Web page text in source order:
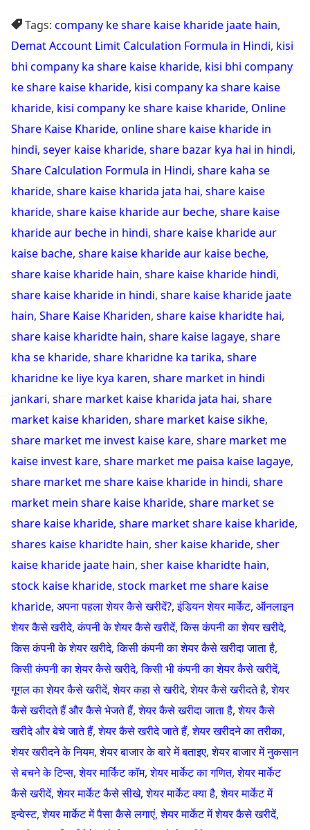
Tags: company ke share kaise kharide jaate hain,
Demat Account Limit Calculation Formula in Hindi, kisi
bhi company ka share kaise kharide, kisi bhi company
ke share kaise kharide, kisi company ka share kaise
kharide, kisi company ke share kaise kharide, Online
Share Kaise Kharide, online share kaise kharide in
hindi, seyer kaise kharide, share bazar kya hai in hindi,
Share Calculation Formula in Hindi, share kaha se
kharide, share kaise kharida jata hai, share kaise
kharide, share kaise kharide aur beche, share kaise
kharide aur beche in hindi, share kaise kharide aur
kaise bache, share kaise kharide aur kaise beche,
share kaise kharide hain, share kaise kharide hindi,
share kaise kharide in hindi, share kaise kharide jaate
hain, Share Kaise Khariden, share kaise kharidte hai,
share kaise kharidte hain, share kaise lagaye, share
kha se kharide, share kharidne ka tarika, share
kharidne ke liye kya karen, share market in hindi
jankari, share market kaise kharida jata hai, share
market kaise khariden, share market kaise sikhe,
share market me invest kaise kare, share market me
kaise invest kare, share market me paisa kaise lagaye,
share market me share kaise kharide in hindi, share
market mein share kaise kharide, share market se
share kaise kharide, share market share kaise kharide,
shares kaise kharidte hain, sher kaise kharide, sher
kaise kharide jaate hain, sher kaise kharidte hain,
stock kaise kharide, stock market me share kaise
kharide, अपना पहला शेयर कैसे खरीदें?,इंडियन शेयर मार्केट, ऑनलाइन
शेयर कैसे खरीदे,कंपनी के शेयर कैसे खरीदें,किस कंपनी का शेयर खरीदे,
किस कंपनी के शेयर खरीदे,किसी कंपनी का शेयर कैसे खरीदा जाता है,
किसी कंपनी का शेयर कैसे खरीदे,किसी भी कंपनी का शेयर कैसे खरीदें,
गूगल का शेयर कैसे खरीदें,शेयर कहा से खरीदे,शेयर कैसे खरीदते है,शेयर
कैसे खरीदते हैं और कैसे भेजते हैं,शेयर कैसे खरीदा जाता है,शेयर कैसे
खरीदे और बेचे जाते हैं,शेयर कैसे खरीदे जाते हैं,शेयर खरीदने का तरीका,
शेयर खरीदने के नियम,शेयर बाजार के बारे में बताइए,शेयर बाजार में नुकसान
से बचने के टिप्स,शेयर मार्किट कॉम,शेयर मार्केट का गणित,शेयर मार्केट
कैसे खरीदें,शेयर मार्केट कैसे सीखे,शेयर मार्केट क्या है,शेयर मार्केट में
इन्वेस्ट,शेयर मार्केट में पैसा कैसे लगाएं,शेयर मार्केट में शेयर कैसे खरीदें,